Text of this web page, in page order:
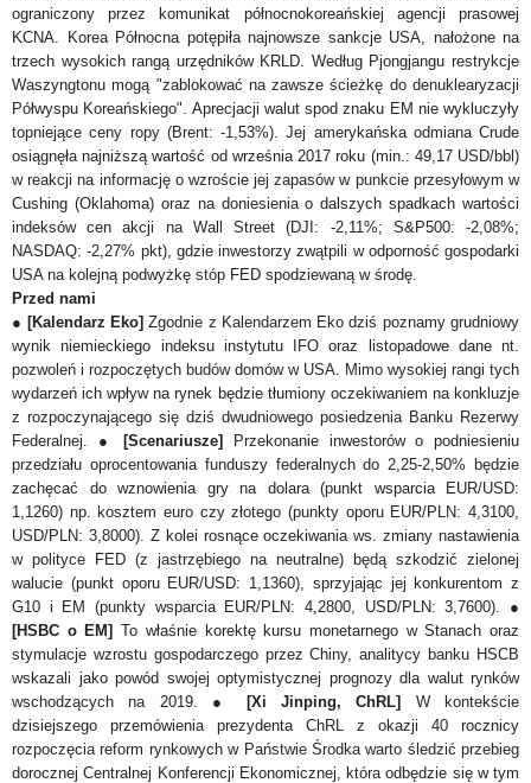
ograniczony przez komunikat północnokoreańskiej agencji prasowej
KCNA. Korea Północna potępiła najnowsze sankcje USA, nałożone na
trzech wysokich rangą urzędników KRLD. Według Pjongjangu restrykcje
Waszyngtonu mogą "zablokować na zawsze ścieżkę do denuklearyzacji
Półwyspu Koreańskiego". Aprecjacji walut spod znaku EM nie wykluczyły
topniejące ceny ropy (Brent: -1,53%). Jej amerykańska odmiana Crude
osiągnęła najniższą wartość od września 2017 roku (min.: 49,17 USD/bbl)
w reakcji na informację o wzroście jej zapasów w punkcie przesyłowym w
Cushing (Oklahoma) oraz na doniesienia o dalszych spadkach wartości
indeksów cen akcji na Wall Street (DJI: -2,11%; S&P500: -2,08%;
NASDAQ: -2,27% pkt), gdzie inwestorzy zwątpili w odporność gospodarki
USA na kolejną podwyżkę stóp FED spodziewaną w środę.
Przed nami
● [Kalendarz Eko]Zgodnie z Kalendarzem Eko dziś poznamy grudniowy
wynik niemieckiego indeksu instytutu IFO oraz listopadowe dane nt.
pozwoleń i rozpoczętych budów domów w USA. Mimo wysokiej rangi tych
wydarzeń ich wpływ na rynek będzie tłumiony oczekiwaniem na konkluzje
z rozpoczynającego się dziś dwudniowego posiedzenia Banku Rezerwy
Federalnej. ●[Scenariusze] Przekonanie inwestorów o podniesieniu
przedziału oprocentowania funduszy federalnych do 2,25-2,50% będzie
zachęcać do wznowienia gry na dolara (punkt wsparcia EUR/USD:
1,1260) np. kosztem euro czy złotego (punkty oporu EUR/PLN: 4,3100,
USD/PLN: 3,8000). Z kolei rosnąceoczekiwania ws. zmiany nastawienia
w polityce FED (z jastrzębiego na neutralne) będą szkodzić zielonej
walucie (punkt oporu EUR/USD: 1,1360), sprzyjając jej konkurentom z
G10 i EM (punkty wsparcia EUR/PLN: 4,2800, USD/PLN: 3,7600). ●
[HSBC o EM]To właśnie korektę kursu monetarnego w Stanach oraz
stymulacje wzrostu gospodarczego przez Chiny, analitycy banku HSCB
wskazali jako powód swojej optymistycznej prognozy dla walut rynków
wschodzących na 2019. ● [Xi Jinping, ChRL] W kontekście
dzisiejszego przemówienia prezydenta ChRL z okazji 40 rocznicy
rozpoczęcia reform rynkowych w Państwie Środka warto śledzić przebieg
dorocznej Centralnej Konferencji Ekonomicznej, która odbędzie się w tym